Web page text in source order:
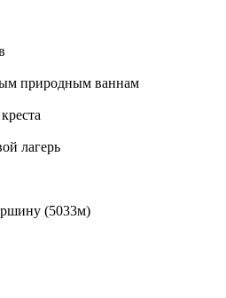
природным ваннам
лагерь
(5033м)